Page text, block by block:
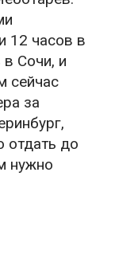
12 часов в
в Сочи, и
сейчас
за
отдать до
нужно